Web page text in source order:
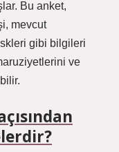
Bu anket,
mevcut
gibi bilgileri
ve